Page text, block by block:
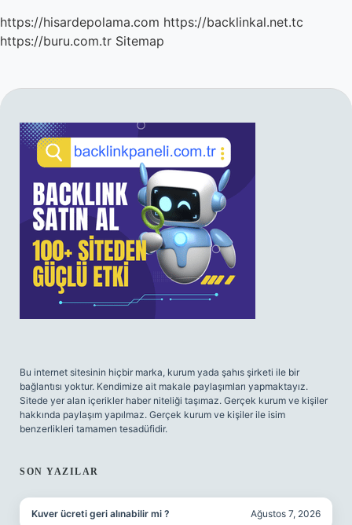
https://hisardepolama.com https://backlinkal.net.tc
https://buru.com.tr Sitemap
SIDEBAR
Bu internet sitesinin hiçbir marka, kurum yada şahıs şirketi ile bir
bağlantısı yoktur. Kendimize ait makale paylaşımları yapmaktayız.
Sitede yer alan içerikler haber niteliği taşımaz. Gerçek kurum ve kişiler
hakkında paylaşım yapılmaz. Gerçek kurum ve kişiler ile isim
benzerlikleri tamamen tesadüfidir.
SON YAZILAR
Kuver ücreti geri alınabilir mi ? Ağustos 7, 2026